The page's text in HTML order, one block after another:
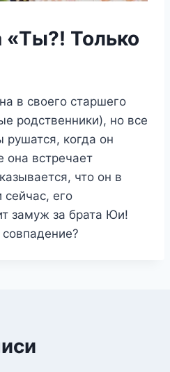
Только
в своего старшего
родственники), но все
когда он
она встречает
что он в
сейчас, его
замуж за брата Юи!